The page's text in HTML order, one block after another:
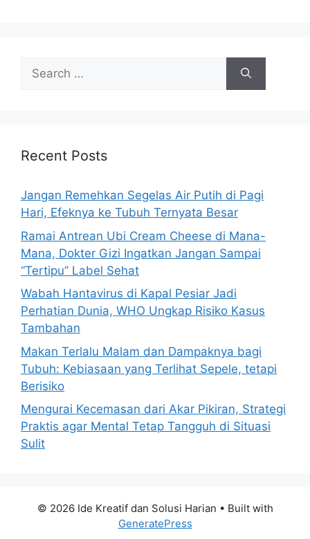
h
r
:
Recent Posts
Jangan Remehkan Segelas Air Putih di Pagi
Hari, Efeknya ke Tubuh Ternyata Besar
Ramai Antrean Ubi Cream Cheese di Mana-
Mana, Dokter Gizi Ingatkan Jangan Sampai
“Tertipu” Label Sehat
Wabah Hantavirus di Kapal Pesiar Jadi
Perhatian Dunia, WHO Ungkap Risiko Kasus
Tambahan
Makan Terlalu Malam dan Dampaknya bagi
Tubuh: Kebiasaan yang Terlihat Sepele, tetapi
Berisiko
Mengurai Kecemasan dari Akar Pikiran, Strategi
Praktis agar Mental Tetap Tangguh di Situasi
Sulit
© 2026 Ide Kreatif dan Solusi Harian • Built with
GeneratePress